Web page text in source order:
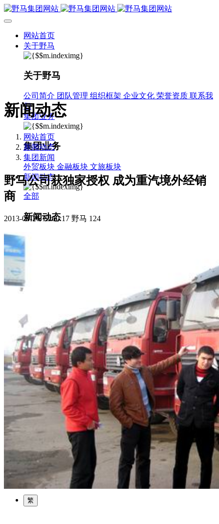
网站首页
关于野马
关于野马
公司简介 团队管理 组织框架 企业文化 荣誉资质 联系我
们
集团业务
集团业务
外贸板块 金融板块 文旅板块
新闻动态
全部
新闻动态
集团新闻
人才招聘
人才招聘
人才招聘
社会招聘 校园招聘
视觉文化
全部
视觉文化
汗血马助力新疆文旅
伊犁州霍城古城巡游
北屯市185团巡游 伊犁霍城县晃晃
村巡游
阿勒泰北屯市巡游 阿勒泰布尔津县巡游
察布查尔县巡游 伊犁昭苏巡游 赛里木湖巡游
野马美术馆 陨石 胡杨 硅化木 客房 园区 汗血马基地
F座
大厅 国家记忆A馆 国家记忆B馆 红山玉馆 酒店大厅 料
场餐厅
健身房 办公区域 小厨
酒窖
精彩视频 丝路驿站·野马激光秀 寻味腊八 欢聚暖冬
繁
新闻动态
网站首页
新闻动态
集团新闻
野马公司获独家授权 成为重汽境外经销
商
2013-03-26 13:00:17 野马 124